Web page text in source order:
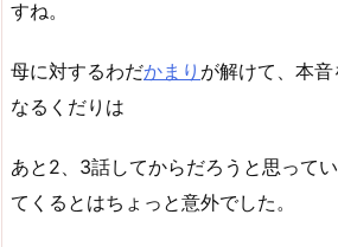
すね。
母に対するわだかまり が解けて、本
なるくだりは
あと2、3話してからだろうと思って
てくるとはちょっと意外でした。